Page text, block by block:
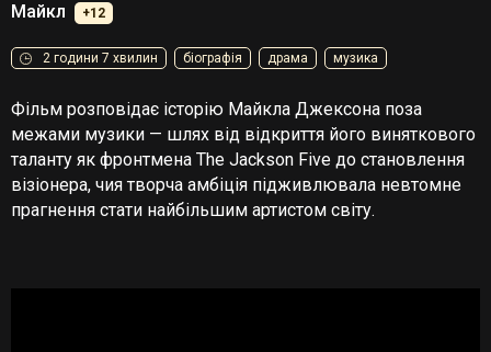
Майкл +12
2 години 7 хвилин біографія драма музика
Фільм розповідає історію Майкла Джексона поза
межами музики — шлях від відкриття його виняткового
таланту як фронтмена The Jackson Five до становлення
візіонера, чия творча амбіція підживлювала невтомне
прагнення стати найбільшим артистом світу.